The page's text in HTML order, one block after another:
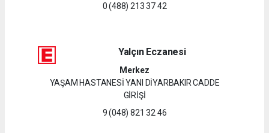
0 (488) 213 37 42
Yalçın Eczanesi
Merkez
YAŞAM HASTANESİ YANI DİYARBAKIR CADDE
GİRİŞİ
9 (048) 821 32 46